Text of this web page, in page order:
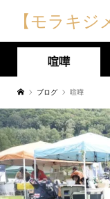
【モラキ
の犬メディ
喧嘩
ブログ 喧嘩